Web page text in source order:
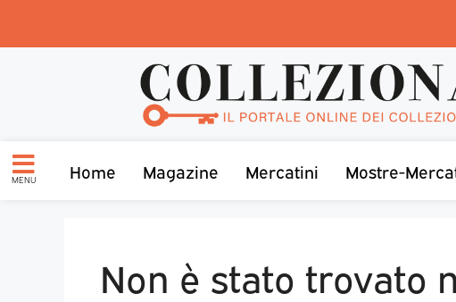
MENU Home Magazine Mercatini Mostre-
Non è stato trovato